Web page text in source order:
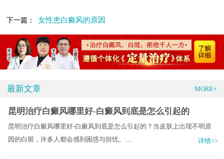
下一篇： 女性患白癜风的原因
最新文章 MORE+
昆明治疗白癜风哪里好-白癜风到底是怎么引起的
昆明治疗白癜风哪里好-白癜风到底是怎么引起的？当皮肤上出现不明原
因的白斑，许多人都会感到困惑与担忧。.....
详情>>